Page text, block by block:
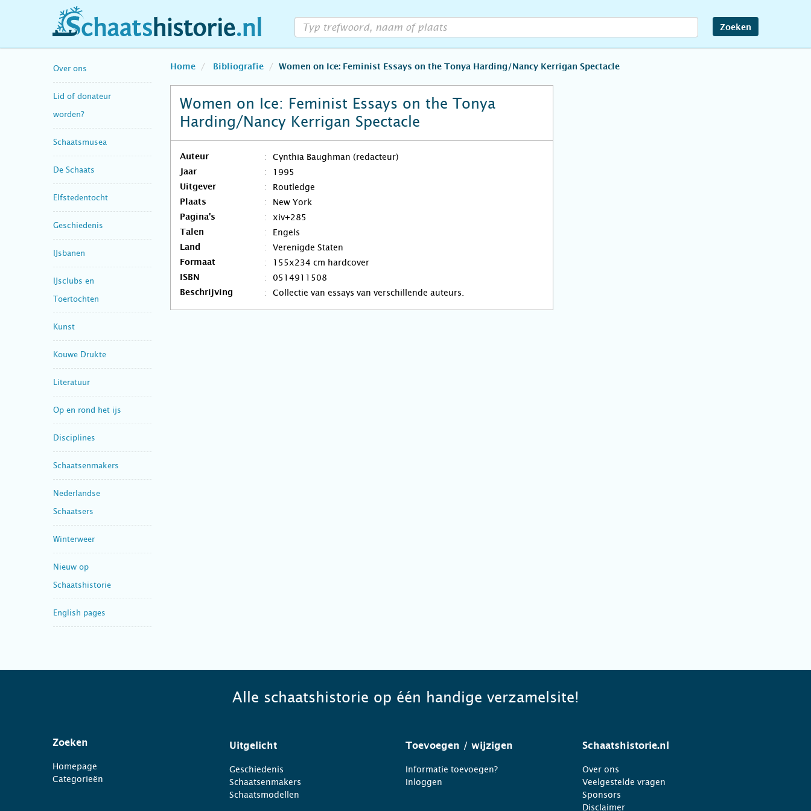
schaatshistorie.nl Zoeken
Over ons
Lid of donateur
worden?
Schaatsmusea
De Schaats
Elfstedentocht
Geschiedenis
IJsbanen
IJsclubs en
Toertochten
Kunst
Kouwe Drukte
Literatuur
Op en rond het ijs
Disciplines
Schaatsenmakers
Nederlandse
Schaatsers
Winterweer
Nieuw op
Schaatshistorie
English pages
Home Bibliografie Women on Ice: Feminist Essays on the Tonya Harding/Nancy Kerrigan Spectacle
Women on Ice: Feminist Essays on the Tonya
Harding/Nancy Kerrigan Spectacle
Auteur Cynthia Baughman (redacteur)
Jaar 1995
Uitgever Routledge
Plaats New York
Pagina's xiv+285
Talen Engels
Land Verenigde Staten
Formaat 155x234 cm hardcover
ISBN 0514911508
Beschrijving Collectie van essays van verschillende auteurs.
Alle schaatshistorie op één handige verzamelsite!
Zoeken
Homepage
Categorieën
Uitgelicht
Geschiedenis
Schaatsenmakers
Schaatsmodellen
Toevoegen / wijzigen
Informatie toevoegen?
Inloggen
Schaatshistorie.nl
Over ons
Veelgestelde vragen
Sponsors
Disclaimer